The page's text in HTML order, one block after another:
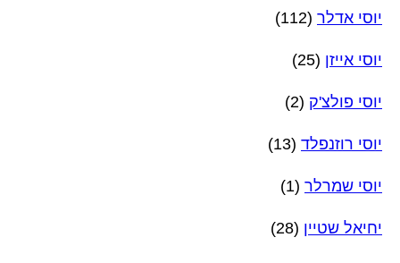
יוסי אדלר (112)
יוסי אייזן (25)
יוסי פולצ'ק (2)
יוסי רוזנפלד (13)
יוסי שמרלר (1)
יחיאל שטיין (28)